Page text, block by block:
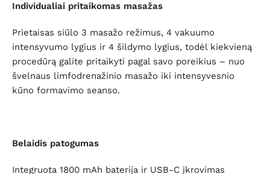
Individualiai pritaikomas masažas
Prietaisas siūlo 3 masažo režimus, 4 vakuumo
intensyvumo lygius ir 4 šildymo lygius, todėl kiekvieną
procedūrą galite pritaikyti pagal savo poreikius – nuo
švelnaus limfodrenažinio masažo iki intensyvesnio
kūno formavimo seanso.
Belaidis patogumas
Integruota 1800 mAh baterija ir USB-C įkrovimas